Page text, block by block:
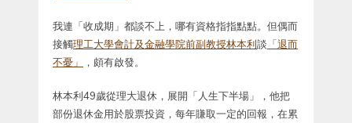
我連「收成期」都談不上，哪有資格指指點點。但偶而
接觸理工大學會計及金融學院前副教授林本利談 「退而
不憂」
，頗有啟發。
林本利49歲從理大退休，展開「人生下半場」，他把
部份退休金用於股票投資，每年賺取一定的回報，在累